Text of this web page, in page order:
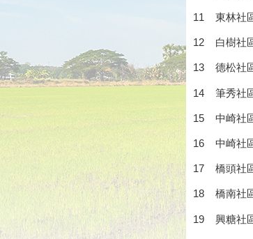
11 東林社
12 白樹社
13 德松社
14 筆秀社
15 中崎社
16 中崎社
17 橋頭社
18 橋南社
19 興糖社